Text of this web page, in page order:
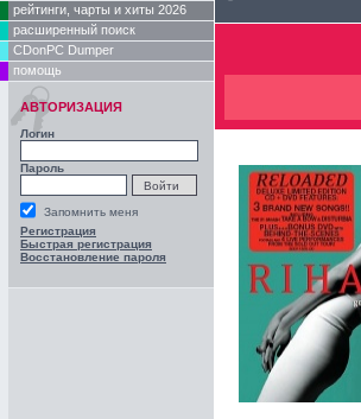
рейтинги, чарты и хиты 2026
расширенный поиск
CDonPC Dumper
помощь
АВТОРИЗАЦИЯ
Логин
Пароль
Запомнить меня
Регистрация
Быстрая регистрация
Восстановление пароля